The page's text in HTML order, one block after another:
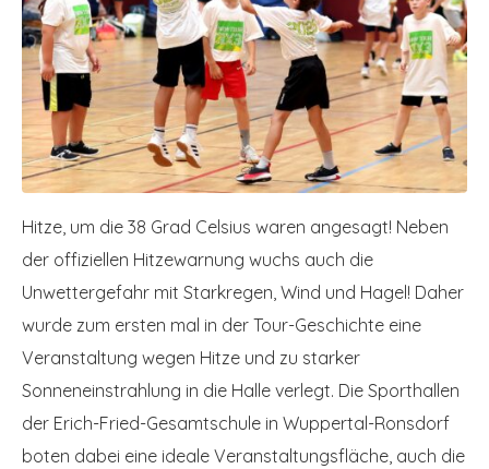
Hitze, um die 38 Grad Celsius waren angesagt! Neben
der offiziellen Hitzewarnung wuchs auch die
Unwettergefahr mit Starkregen, Wind und Hagel! Daher
wurde zum ersten mal in der Tour-Geschichte eine
Veranstaltung wegen Hitze und zu starker
Sonneneinstrahlung in die Halle verlegt. Die Sporthallen
der Erich-Fried-Gesamtschule in Wuppertal-Ronsdorf
boten dabei eine ideale Veranstaltungsfläche, auch die